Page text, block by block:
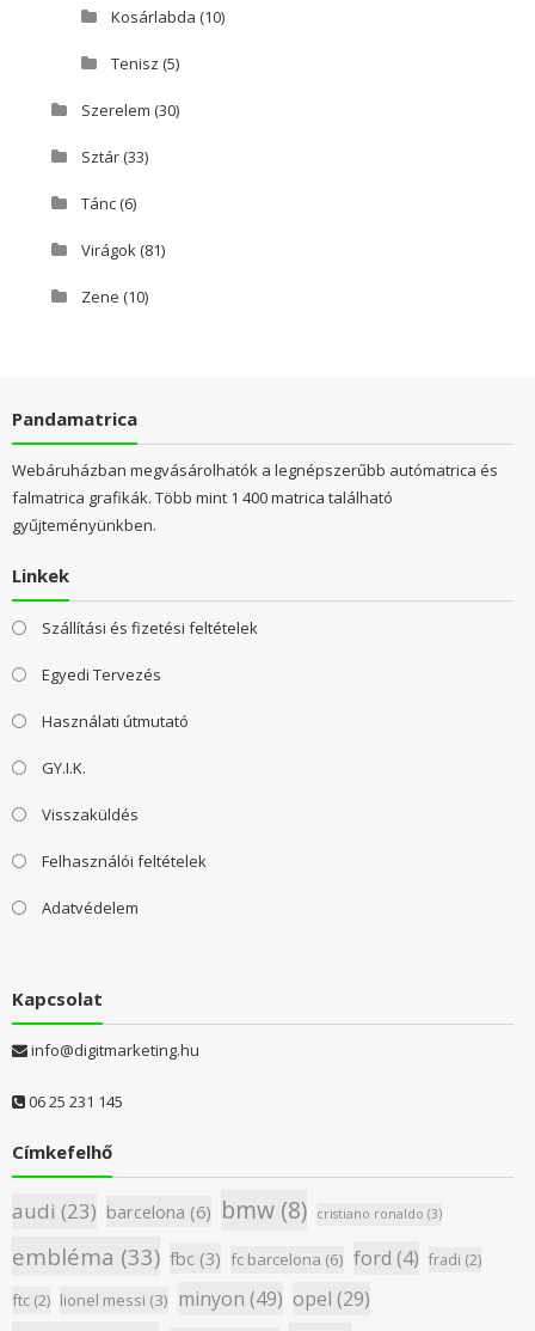
Kosárlabda (10)
Tenisz (5)
Szerelem (30)
Sztár(33)
Tánc(6)
Virágok(81)
Zene (10)
Pandamatrica
Webáruházban megvásárolhatók a legnépszerűbb autómatrica és
falmatrica grafikák. Több mint 1 400 matrica található
gyűjteményünkben.
Linkek
Szállítási és fizetési feltételek
Egyedi Tervezés
Használati útmutató
GY.I.K.
Visszaküldés
Felhasználói feltételek
Adatvédelem
Kapcsolat
info@digitmarketing.hu
06 25 231 145
Címkefelhő
audi (23) barcelona (6) bmw(8) cristiano ronaldo (3)
embléma (33) fbc (3) fc barcelona (6) ford (4) fradi (2)
ftc(2) lionel messi (3) minyon (49) opel (29)